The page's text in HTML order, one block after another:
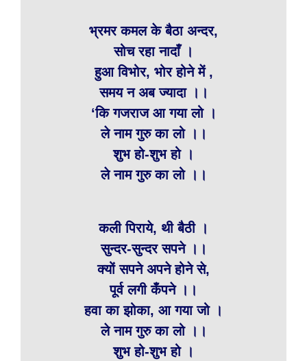
भ्रमर कमल के बैठा अन्दर,
सोच रहा नादाँ ।
हुआ विभोर, भोर होने में ,
समय न अब ज्यादा ।।
‘कि गजराज आ गया लो ।
ले नाम गुरु का लो ।।
शुभ हो-शुभ हो ।
ले नाम गुरु का लो ।।
कली पिराये, थी बैठी ।
सुन्दर-सुन्दर सपने ।।
क्यों सपने अपने होने से,
पूर्व लगी कँपने ।।
हवा का झोका, आ गया जो ।
ले नाम गुरु का लो ।।
शुभ हो-शुभ हो ।